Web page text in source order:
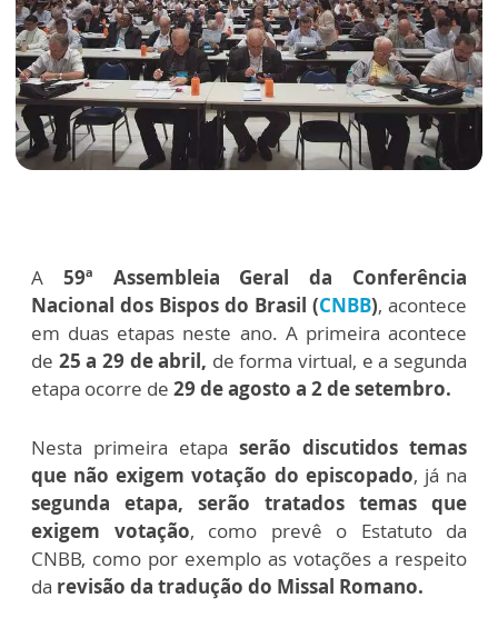
A 59ª Assembleia Geral da Conferência
Nacional dos Bispos do Brasil (CNBB), acontece
em duas etapas neste ano. A primeira acontece
de 25 a 29 de abril, de forma virtual, e a segunda
etapa ocorre de 29 de agosto a 2 de setembro.
Nesta primeira etapa serão discutidos temas
que não exigem votação do episcopado, já na
segunda etapa,
serão tratados temas que
exigem votação, como prevê o Estatuto da
CNBB, como por exemplo as votações a respeito
da revisão da tradução do Missal Romano.